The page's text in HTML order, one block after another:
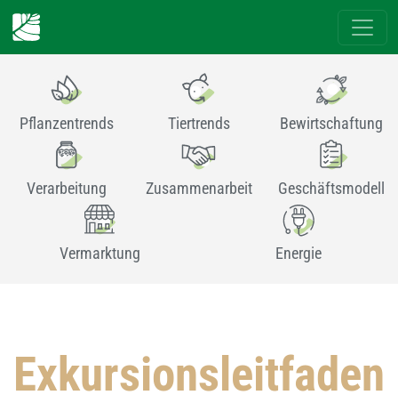
Pflanzentrends Tiertrends Bewirtschaftung
Verarbeitung Zusammenarbeit Geschäftsmodell
Vermarktung Energie
Exkursionsleitfaden